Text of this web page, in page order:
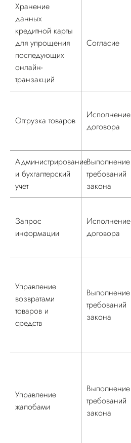
Хранение
данных
кредитной карты
для упрощения
последующих
онлайн-
транзакций
Согласие
Отгрузка товаров
Исполнение
договора
Администрирование
и бухгалтерский
учет
Выполнение
требований
закона
Запрос
информации
Исполнение
договора
Управление
возвратами
товаров и
средств
Выполнение
требований
закона
Управление
жалобами
Выполнение
требований
закона